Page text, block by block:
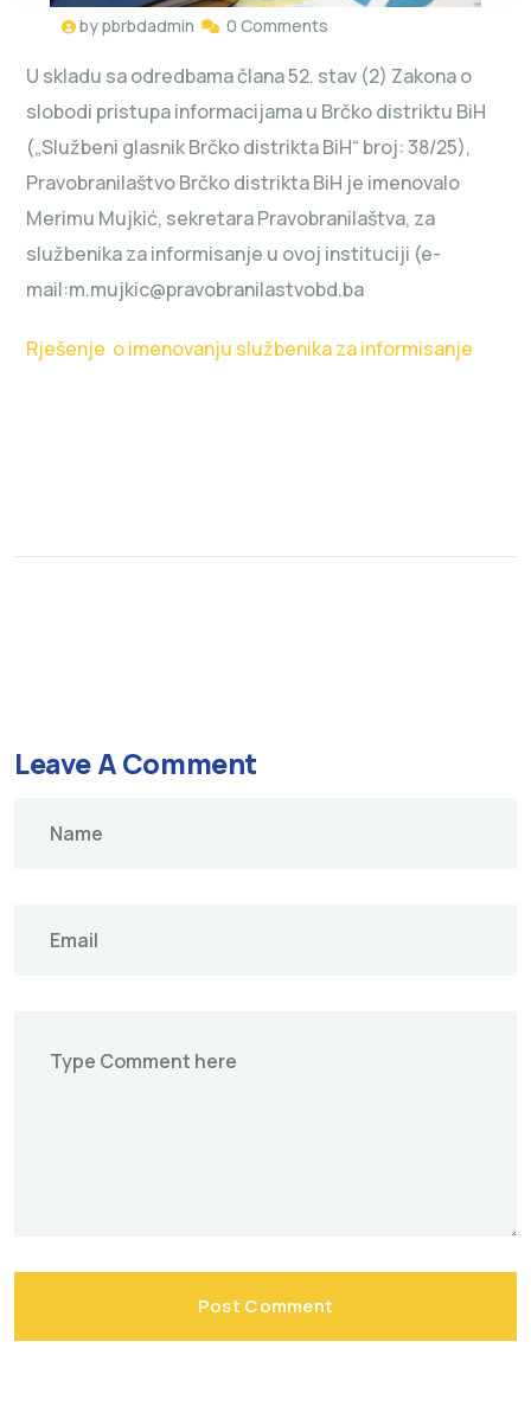
bypbrbdadmin 0 Comments
U skladu sa odredbama člana 52. stav (2) Zakona o
slobodi pristupa informacijama u Brčko distriktu BiH
(„Službeni glasnik Brčko distrikta BiH“ broj: 38/25),
Pravobranilaštvo Brčko distrikta BiH je imenovalo
Merimu Mujkić, sekretara Pravobranilaštva, za
službenika za informisanje u ovoj instituciji (e-
mail:m.mujkic@pravobranilastvobd.ba
Rješenje o imenovanju službenika za informisanje
Leave A Comment
Post Comment